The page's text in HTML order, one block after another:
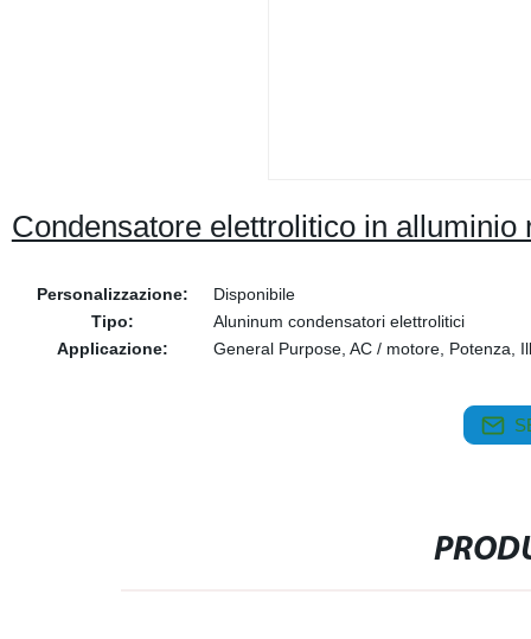
Condensatore elettrolitico in alluminio
Personalizzazione:
Disponibile
Tipo:
Aluninum condensatori elettrolitici
Applicazione:
General Purpose, AC / motore, Potenza,